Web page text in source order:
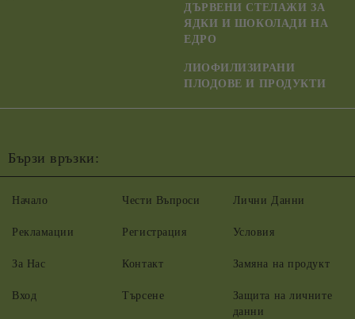
ДЪРВЕНИ СТЕЛАЖИ ЗА
ЯДКИ И ШОКОЛАДИ НА
ЕДРО
ЛИОФИЛИЗИРАНИ
ПЛОДОВЕ И ПРОДУКТИ
Бързи връзки:
Начало
Рекламации
За Нас
Вход
Чести Въпроси
Регистрация
Контакт
Търсене
Лични Данни
Условия
Замяна на продукт
Защита на личните
данни